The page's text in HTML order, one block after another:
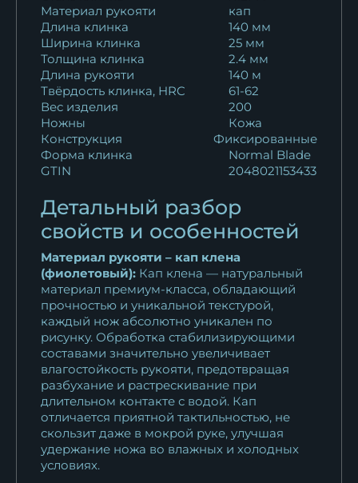
Материал рукояти
кап
Длина клинка
140 мм
Ширина клинка
25 мм
Толщина клинка
2.4 мм
Длина рукояти
140 м
Твёрдость клинка, HRC
61-62
Вес изделия
200
Ножны
Кожа
Конструкция
Фиксированные
Форма клинка
Normal Blade
GTIN
2048021153433
Детальный разбор
свойств и особенностей
Материал рукояти – кап клена
(фиолетовый): Кап клена — натуральный
материал премиум-класса, обладающий
прочностью и уникальной текстурой,
каждый нож абсолютно уникален по
рисунку. Обработка стабилизирующими
составами значительно увеличивает
влагостойкость рукояти, предотвращая
разбухание и растрескивание при
длительном контакте с водой. Кап
отличается приятной тактильностью, не
скользит даже в мокрой руке, улучшая
удержание ножа во влажных и холодных
условиях.